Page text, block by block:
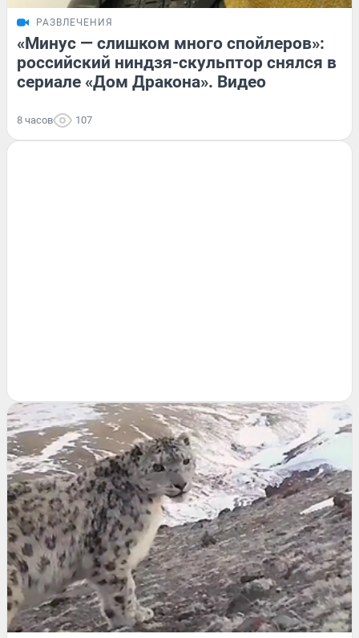
РАЗВЛЕЧЕНИЯ
«Минус — слишком много спойлеров»:
российский ниндзя-скульптор снялся в
сериале «Дом Дракона». Видео
8 часов 107